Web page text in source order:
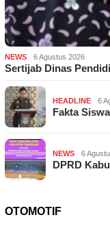
NEWS 6 Agustus 2026
Sertijab Dinas
HEADLINE 6
Fakta
NEWS 6
DPRD
OTOMOTIF